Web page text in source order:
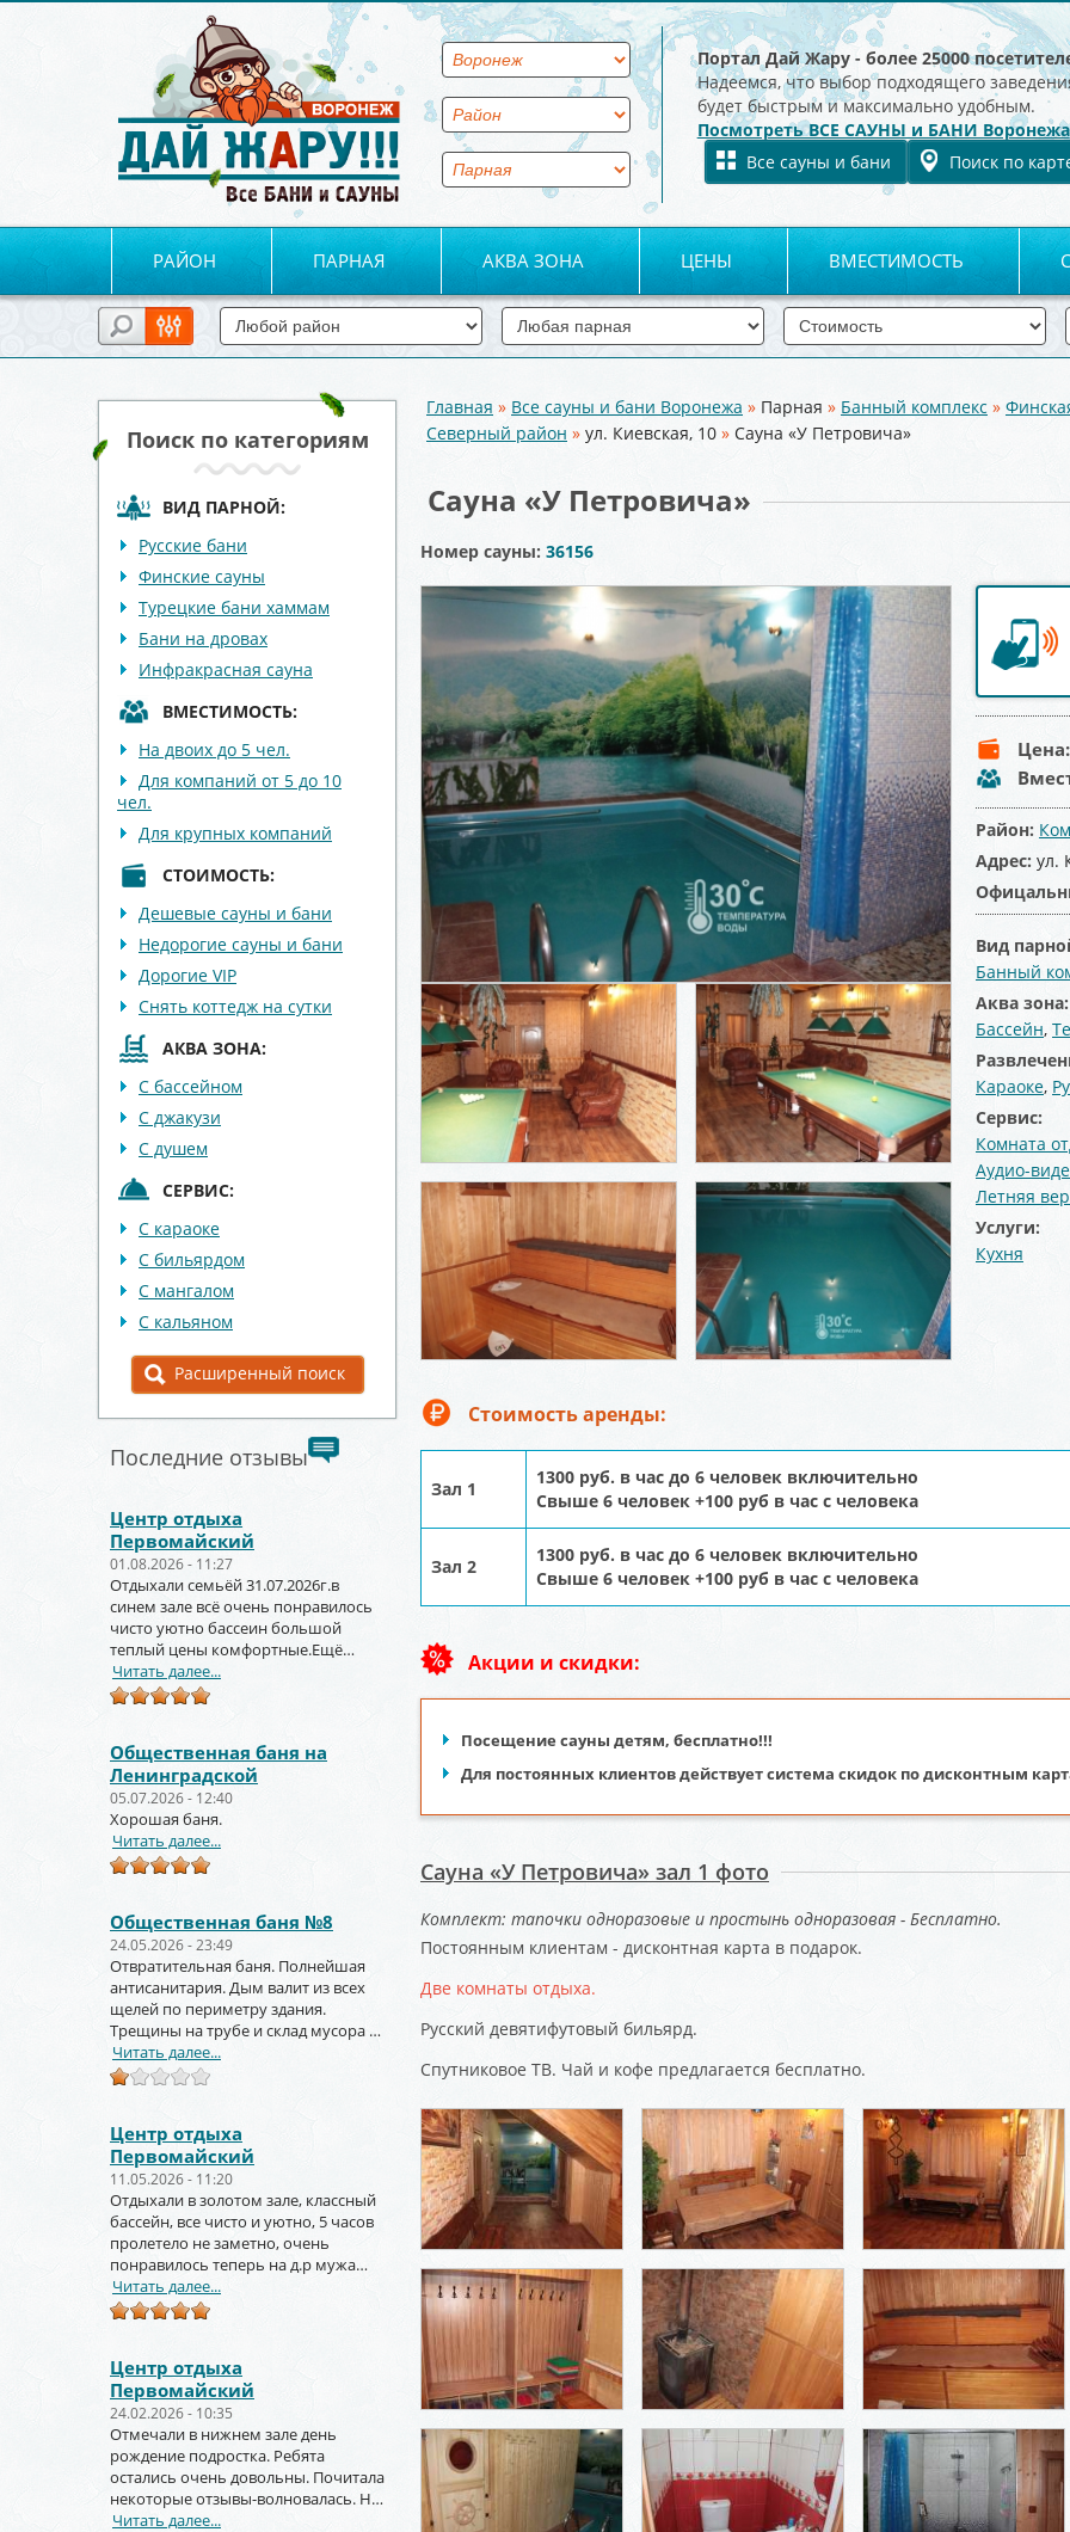
Портал Дай Жару - более 25000
Надеемся, что выбор подходящего
будет быстрым и максимально удобным.
Посмотреть ВСЕ САУНЫ и БАНИ Воронежа
Все сауны и бани
Поиск по
РАЙОН ПАРНАЯ АКВА ЗОНА ЦЕНЫ ВМЕСТИМОСТЬ
Поиск по категориям
ВИД ПАРНОЙ:
Русские бани
Финские сауны
Турецкие бани хаммам
Бани на дровах
Инфракрасная сауна
ВМЕСТИМОСТЬ:
На двоих до 5 чел.
Для компаний от 5 до 10
чел.
Для крупных компаний
СТОИМОСТЬ:
Дешевые сауны и бани
Недорогие сауны и бани
Дорогие VIP
Снять коттедж на сутки
АКВА ЗОНА:
С бассейном
С джакузи
С душем
СЕРВИС:
С караоке
С бильярдом
С мангалом
С кальяном
Расширенный поиск
Последние отзывы
Центр отдыха
Первомайский
01.08.2026 - 11:27
Отдыхали семьёй 31.07.2026г.в
синем зале всё очень понравилось
чисто уютно бассеин большой
теплый цены комфортные.Ещё
вернёмся и не раз!!!
Читать далее...
Общественная баня на
Ленинградской
05.07.2026 - 12:40
Хорошая баня.
Читать далее...
Общественная баня №8
24.05.2026 - 23:49
Отвратительная баня. Полнейшая
антисанитария. Дым валит из всех
щелей по периметру здания.
Трещины на трубе и склад мусора за
торцом зданиями.
Читать далее...
Центр отдыха
Первомайский
11.05.2026 - 11:20
Отдыхали в золотом зале, классный
бассейн, все чисто и уютно, 5 часов
пролетело не заметно, очень
понравилось теперь на д.р мужа
тоже будем заказывать
Читать далее...
Центр отдыха
Первомайский
24.02.2026 - 10:35
Отмечали в нижнем зале день
рождение подростка. Ребята
остались очень довольны. Почитала
некоторые отзывы-волновалась. Но
зря. Крутое место.
Читать далее...
Вы здесь
Главная » Все сауны и бани Воронежа » Парная » Банный комплекс »
Северный район » ул. Киевская, 10 » Сауна «У Петровича»
Сауна «У Петровича»
Номер сауны: 36156
Район:
Адрес: ул.
Вид
Банный
Аква
Бассейн,
Караоке,
Сервис:
Комната
Аудио-
Летняя
Услуги:
Кухня
Стоимость аренды:
Зал 1
1300 руб. в час до 6 человек включительно
Свыше 6 человек +100 руб в час с человека
Зал 2
1300 руб. в час до 6 человек включительно
Свыше 6 человек +100 руб в час с человека
Акции и скидки:
Посещение сауны детям, бесплатно!!!
Для постоянных клиентов действует система скидок по дисконтным
Сауна «У Петровича» зал 1 фото
Комплект: тапочки одноразовые и простынь одноразовая - Бесплатно.
Постоянным клиентам - дисконтная карта в подарок.
Две комнаты отдыха.
Русский девятифутовый бильярд.
Спутниковое ТВ. Чай и кофе предлагается бесплатно.